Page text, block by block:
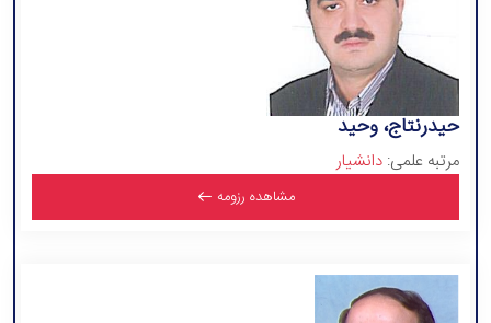
حیدرنتاج، وحید
مرتبه علمی: دانشیار
مشاهده رزومه